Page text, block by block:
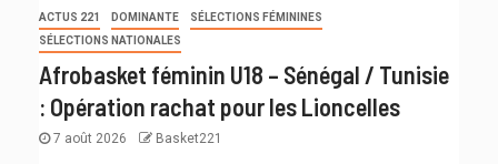
ACTUS 221 DOMINANTE
SÉLECTIONS FÉMININES
SÉLECTIONS NATIONALES
Afrobasket féminin U18 – Sénégal / Tunisie
: Opération rachat pour les Lioncelles
7 août 2026 Basket221